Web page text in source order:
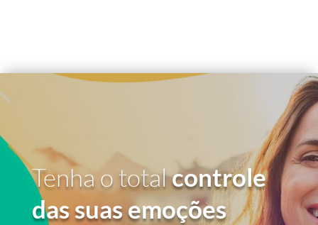
Tenha o totalcontrole
das suas emoções